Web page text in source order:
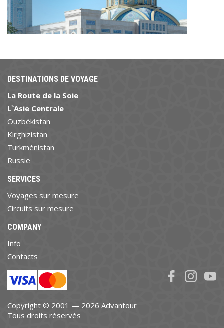
DESTINATIONS DE VOYAGE
La Route de la Soie
L`Asie Centrale
Ouzbékistan
Kirghizistan
Turkménistan
Russie
SERVICES
Voyages sur mesure
Circuits sur mesure
COMPANY
Info
Contacts
Copyright © 2001 — 2026 Advantour
Tous droits réservés